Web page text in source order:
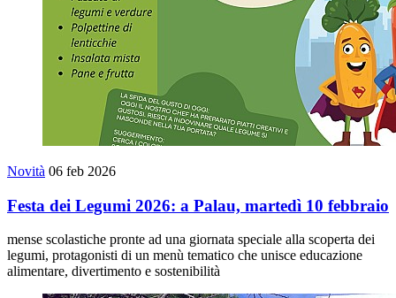
Novità 06 feb 2026
Festa dei Legumi 2026: a Palau, martedì 10 febbraio
mense scolastiche pronte ad una giornata speciale alla scoperta dei
legumi, protagonisti di un menù tematico che unisce educazione
alimentare, divertimento e sostenibilità